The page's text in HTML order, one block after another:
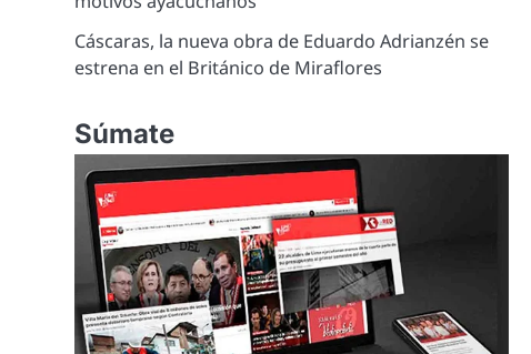
Cáscaras, la nueva obra de Eduardo Adrianzén se
estrena en el Británico de Miraflores
Súmate